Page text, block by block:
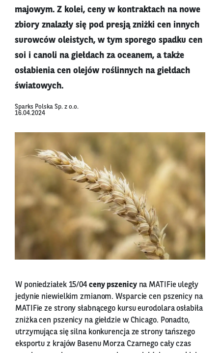
majowym. Z kolei, ceny w kontraktach na nowe
zbiory znalazły się pod presją zniżki cen innych
surowców oleistych, w tym sporego spadku cen
soi i canoli na giełdach za oceanem, a także
osłabienia cen olejów roślinnych na giełdach
światowych.
Sparks Polska Sp. z o.o.
16.04.2024
W poniedziałek 15/04ceny pszenicyna MATIFie uległy
jedynie niewielkim zmianom. Wsparcie cen pszenicy na
MATIFie ze strony słabnącego kursu eurodolara osłabiła
zniżka cen pszenicy na giełdzie w Chicago. Ponadto,
utrzymująca się silna konkurencja ze strony tańszego
eksportu z krajów Basenu Morza Czarnego cały czas